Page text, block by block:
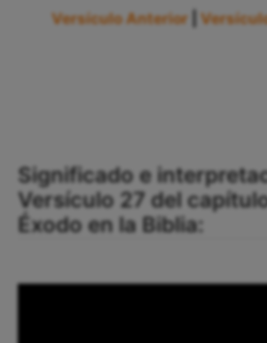
Versículo Anterior
Significado e
Versículo 27 del
Éxodo en la Biblia: